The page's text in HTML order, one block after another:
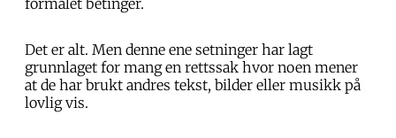
Det er alt. Men denne ene setninger har lagt
grunnlaget for mang en rettssak hvor noen mener
at de har brukt andres tekst, bilder eller musikk på
lovlig vis.